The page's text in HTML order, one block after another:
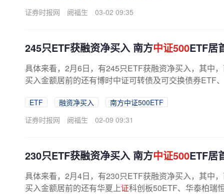
证券时报网
阙福生 03-02 09:35
245只ETF获融资净买入 南方中证500ETF居
具体来看，2月6日，有245只ETF获融资净买入，其中
买入金额居前的还有博时中证可转债及可交换债券ETF
ETF 融资净买入
南方中证500ETF
证券时报网
阙福生 02-09 09:31
230只ETF获融资净买入 南方中证500ETF居
具体来看，2月4日，有230只ETF获融资净买入，其中
买入金额居前的还有华夏上证科创板50ETF、华泰柏瑞